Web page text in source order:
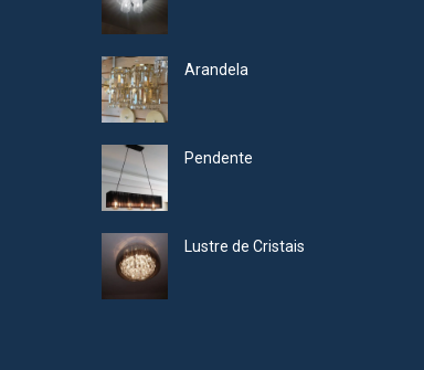
Arandela
Pendente
Lustre de Cristais